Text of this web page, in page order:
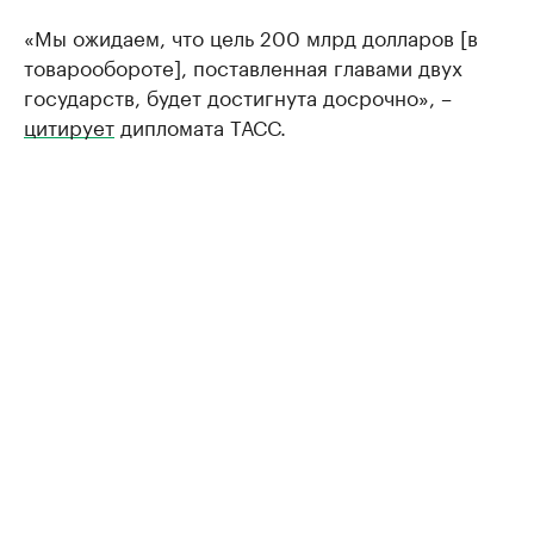
«Мы ожидаем, что цель 200 млрд долларов [в
товарообороте], поставленная главами двух
государств, будет достигнута досрочно», –
цитирует дипломата ТАСС.